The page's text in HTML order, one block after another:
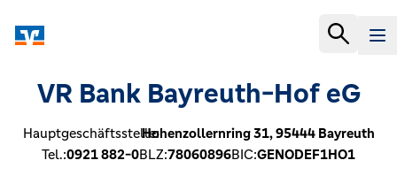
VR Bank Bayreuth-Hof eG
Hauptgeschäftsstelle:Hohenzollernring 31,95444 Bayreuth
Tel.:0921 882-0BLZ:78060896BIC:GENODEF1HO1